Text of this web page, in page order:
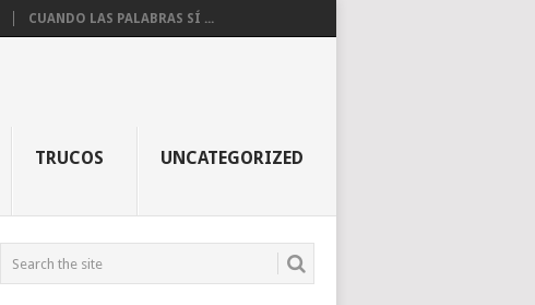
CUANDO LAS PALABRAS SÍ ...
TRUCOS UNCATEGORIZED